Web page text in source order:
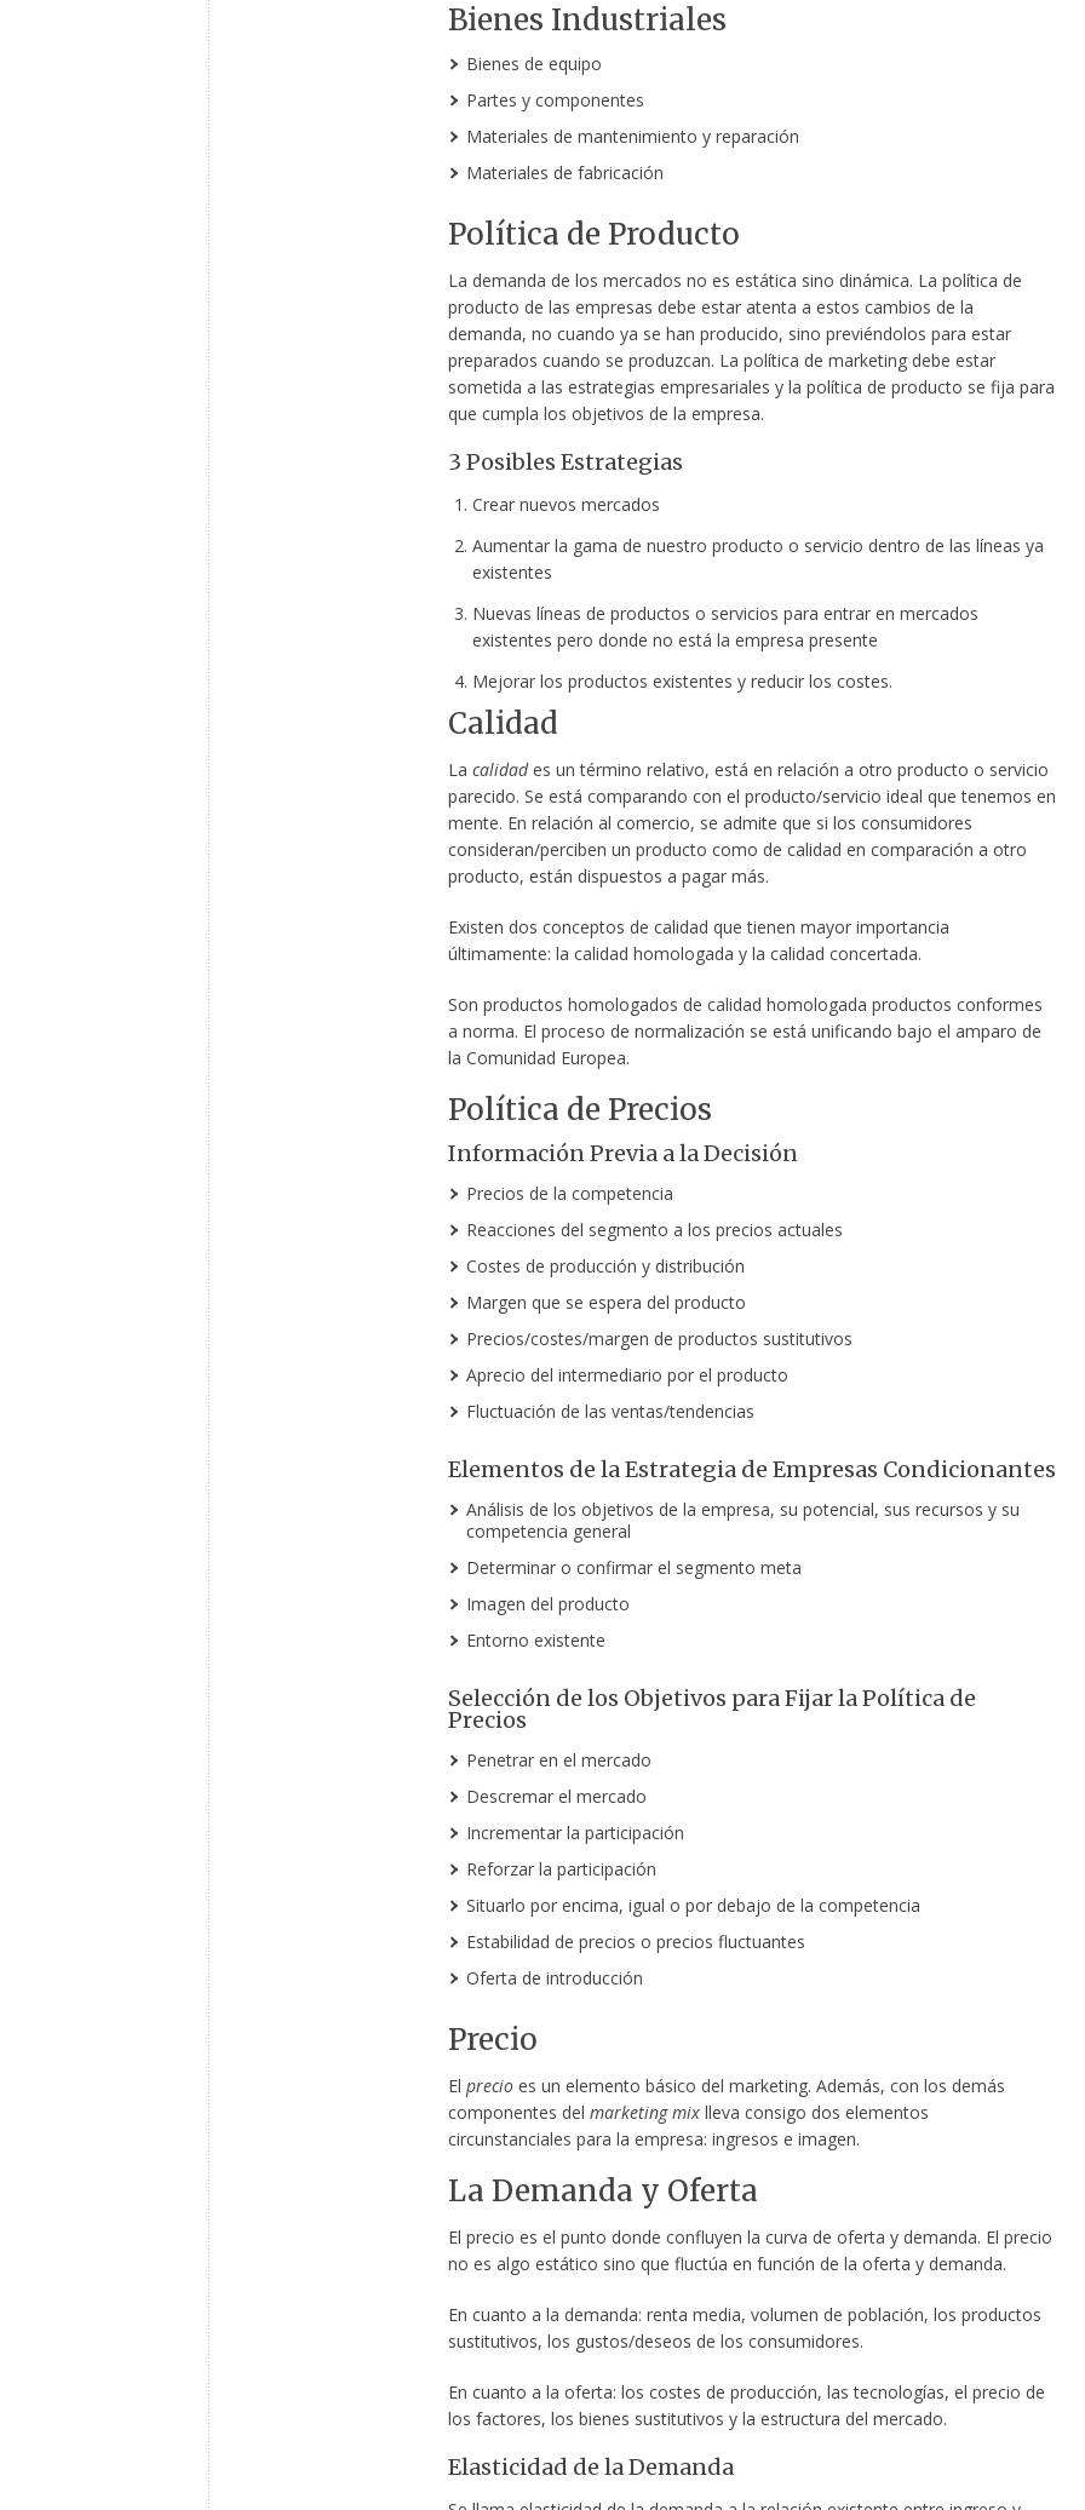
Bienes Industriales
Bienes de equipo
Partes y componentes
Materiales de mantenimiento y reparación
Materiales de fabricación
Política de Producto
La demanda de los mercados no es estática sino dinámica. La política de
producto de las empresas debe estar atenta a estos cambios de la
demanda, no cuando ya se han producido, sino previéndolos para estar
preparados cuando se produzcan. La política de marketing debe estar
sometida a las estrategias empresariales y la política de producto se fija para
que cumpla los objetivos de la empresa.
3 Posibles Estrategias
Crear nuevos mercados
Aumentar la gama de nuestro producto o servicio dentro de las líneas ya
existentes
Nuevas líneas de productos o servicios para entrar en mercados
existentes pero donde no está la empresa presente
Mejorar los productos existentes y reducir los costes.
Calidad
La calidades un término relativo, está en relación a otro producto o servicio
parecido. Se está comparando con el producto/servicio ideal que tenemos en
mente. En relación al comercio, se admite que si los consumidores
consideran/perciben un producto como de calidad en comparación a otro
producto, están dispuestos a pagar más.
Existen dos conceptos de calidad que tienen mayor importancia
últimamente: la calidad homologada y la calidad concertada.
Son productos homologados de calidad homologada productos conformes
a norma. El proceso de normalización se está unificando bajo el amparo de
la Comunidad Europea.
Política de Precios
Información Previa a la Decisión
Precios de la competencia
Reacciones del segmento a los precios actuales
Costes de producción y distribución
Margen que se espera del producto
Precios/costes/margen de productos sustitutivos
Aprecio del intermediario por el producto
Fluctuación de las ventas/tendencias
Elementos de la Estrategia de Empresas Condicionantes
Análisis de los objetivos de la empresa, su potencial, sus recursos y su
competencia general
Determinar o confirmar el segmento meta
Imagen del producto
Entorno existente
Selección de los Objetivos para Fijar la Política de
Precios
Penetrar en el mercado
Descremar el mercado
Incrementar la participación
Reforzar la participación
Situarlo por encima, igual o por debajo de la competencia
Estabilidad de precios o precios fluctuantes
Oferta de introducción
Precio
El precioes un elemento básico del marketing. Además, con los demás
componentes del marketing mixlleva consigo dos elementos
circunstanciales para la empresa: ingresos e imagen.
La Demanda y Oferta
El precio es el punto donde confluyen la curva de oferta y demanda. El precio
no es algo estático sino que fluctúa en función de la oferta y demanda.
En cuanto a la demanda: renta media, volumen de población, los productos
sustitutivos, los gustos/deseos de los consumidores.
En cuanto a la oferta: los costes de producción, las tecnologías, el precio de
los factores, los bienes sustitutivos y la estructura del mercado.
Elasticidad de la Demanda